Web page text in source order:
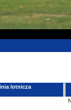
lotnicza